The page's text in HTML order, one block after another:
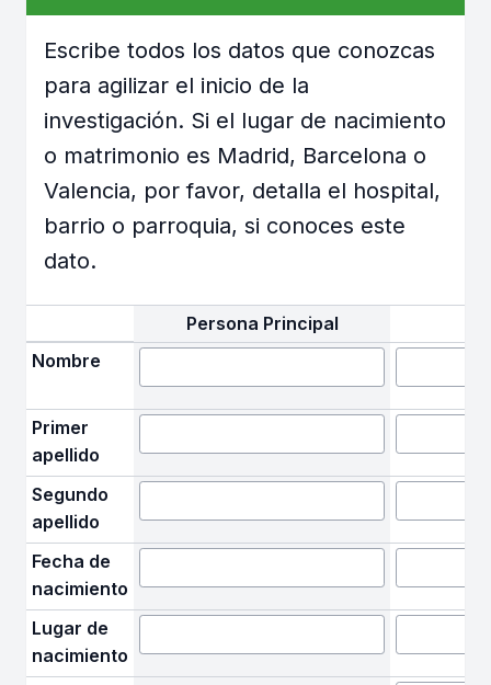
Escribe todos los datos que conozcas
para agilizar el inicio de la
investigación. Si el lugar de nacimiento
o matrimonio es Madrid, Barcelona o
Valencia, por favor, detalla el hospital,
barrio o parroquia, si conoces este
dato.
Persona Principal
Nombre
Primer
apellido
Segundo
apellido
Fecha de
nacimiento
Lugar de
nacimiento